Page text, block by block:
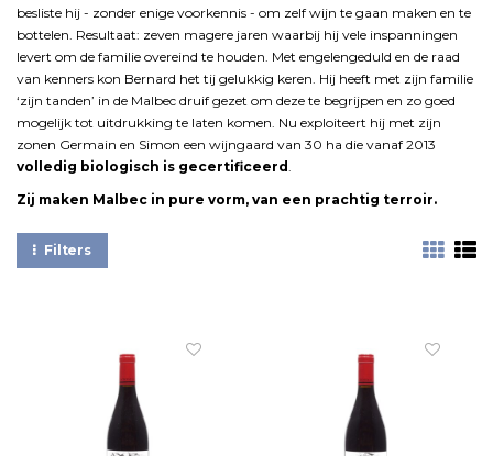
besliste hij - zonder enige voorkennis - om zelf wijn te gaan maken en te
bottelen. Resultaat: zeven magere jaren waarbij hij vele inspanningen
levert om de familie overeind te houden. Met engelengeduld en de raad
van kenners kon Bernard het tij gelukkig keren. Hij heeft met zijn familie
‘zijn tanden’ in de Malbec druif gezet om deze te begrijpen en zo goed
mogelijk tot uitdrukking te laten komen. Nu exploiteert hij met zijn
zonen Germain en Simon een wijngaard van 30 ha die vanaf 2013
volledig biologisch is gecertificeerd.
Zij maken Malbec in pure vorm, van een prachtig terroir.
Filters